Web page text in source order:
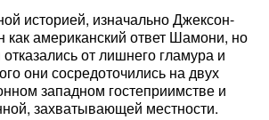
историей, изначально Джексон-
американский ответ Шамони, но
отказались от лишнего гламура и
они сосредоточились на двух
западном гостеприимстве и
захватывающей местности.